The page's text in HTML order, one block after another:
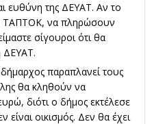
ευθύνη της ΔΕΥΑΤ. Αν το
ΤΑΠΤΟΚ, να πληρώσουν
σίγουροι ότι θα
ΔΕΥΑΤ.
παραπλανεί τους
θα κληθούν να
διότι ο δήμος εκτέλεσε
οικισμός. Δεν θα έχει